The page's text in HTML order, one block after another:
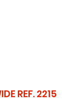
REF. 2215